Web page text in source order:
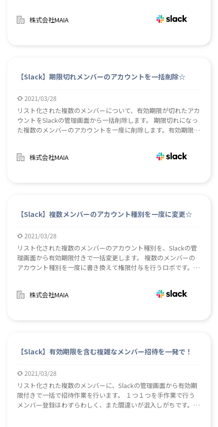
株式会社MAIA
【Slack】期限切れメンバーのアカウントを一括削除☆
2021/03/28
リスト化された複数のメンバーについて、有効期限が切れたアカ
ウントをSlackの管理画面から一括削除します。 期限切れになっ
た複数のメンバーのアカウントを一度に削除します。有効期限は
株式会社MAIA
【Slack】複数メンバーのアカウント種別を一度に変更☆
2021/03/28
リスト化された複数のメンバーのアカウント種別を、Slackの管
理画面から有効期限付きで一括変更します。 複数のメンバーの
アカウント種別を一度に書き換えて権限付与を行うロボです。有
株式会社MAIA
【Slack】有効期限を含む複雑なメンバー招待を一発で！
2021/03/28
リスト化された複数のメンバーに、Slackの管理画面から有効期
限付きで一括で招待作業を行います。 １つ１つを手作業で行う
メンバー登録はわずらわしく、また間違いが混入しがちです。あ